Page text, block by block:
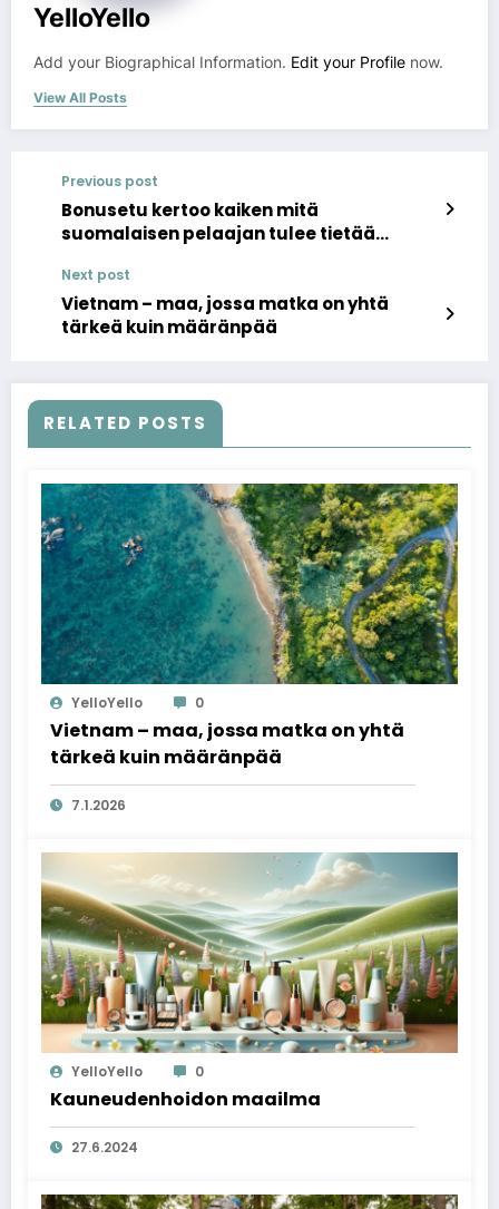
YelloYello
Add your Biographical Information. Edit your Profile now.
View All Posts
Previous post
Bonusetu kertoo kaiken mitä
suomalaisen pelaajan tulee tietää
kasinoiden verotuksesta
Next post
Vietnam – maa, jossa matka on yhtä
tärkeä kuin määränpää
RELATED POSTS
YelloYello 0
Vietnam – maa, jossa matka on yhtä
tärkeä kuin määränpää
7.1.2026
YelloYello 0
Kauneudenhoidon maailma
27.6.2024